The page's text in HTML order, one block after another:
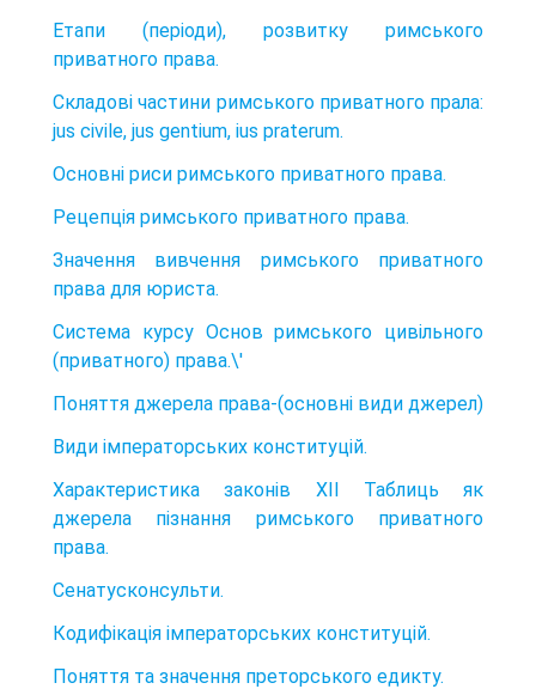
Етапи (періоди), розвитку римського
приватного права.
Складові частини римського приватного прала:
jus civile, jus gentium, ius praterum.
Основні риси римського приватного права.
Рецепція римського приватного права.
Значення вивчення римського приватного
права для юриста.
Система курсу Основ римського цивільного
(приватного) права.\'
Поняття джерела права-(основні види джерел)
Види імператорських конституцій.
Характеристика законів XII Таблиць як
джерела пізнання римського приватного
права.
Сенатусконсульти.
Кодифікація імператорських конституцій.
Поняття та значення преторського едикту.